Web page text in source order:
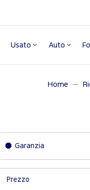
Usato Auto
Home
Garanzia
Prezzo